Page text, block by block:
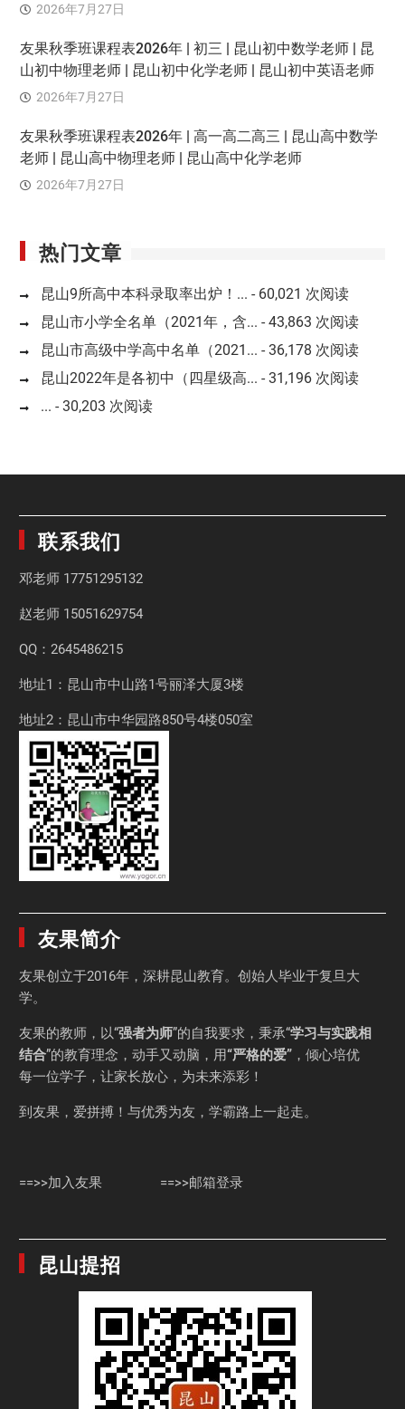
2026年7月27日
友果秋季班课程表2026年 | 初三 | 昆山初中数学老师 | 昆
山初中物理老师 | 昆山初中化学老师 | 昆山初中英语老师
2026年7月27日
友果秋季班课程表2026年 | 高一高二高三 | 昆山高中数学
老师 | 昆山高中物理老师 | 昆山高中化学老师
2026年7月27日
热门文章
昆山9所高中本科录取率出炉！... - 60,021 次阅读
昆山市小学全名单（2021年，含... - 43,863 次阅读
昆山市高级中学高中名单（2021... - 36,178 次阅读
昆山2022年是各初中（四星级高... - 31,196 次阅读
... - 30,203 次阅读
联系我们
邓老师 17751295132
赵老师 15051629754
QQ：2645486215
地址1：昆山市中山路1号丽泽大厦3楼
地址2：昆山市中华园路850号4楼050室
友果简介
友果创立于2016年，深耕昆山教育。创始人毕业于复旦大
学。
友果的教师，以“强者为师”的自我要求，秉承“学习与实践相
结合”的教育理念，动手又动脑，用“严格的爱” ，倾心培优
每一位学子，让家长放心，为未来添彩！
到友果，爱拼搏！与优秀为友，学霸路上一起走。
==>>加入友果 ==>>邮箱登录
昆山提招